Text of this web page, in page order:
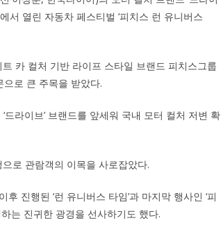
서 열린 자동차 페스티벌 ‘피치스 런 유니버스
카 컬처 기반 라이프 스타일 브랜드 피치스그룹
으로 큰 주목을 받았다.
라이브’ 브랜드를 앞세워 국내 모터 컬처 저변 확
으로 관람객의 이목을 사로잡았다.
진행된 ‘런 유니버스 타임’과 마지막 행사인 ‘피
하는 진귀한 광경을 선사하기도 했다.